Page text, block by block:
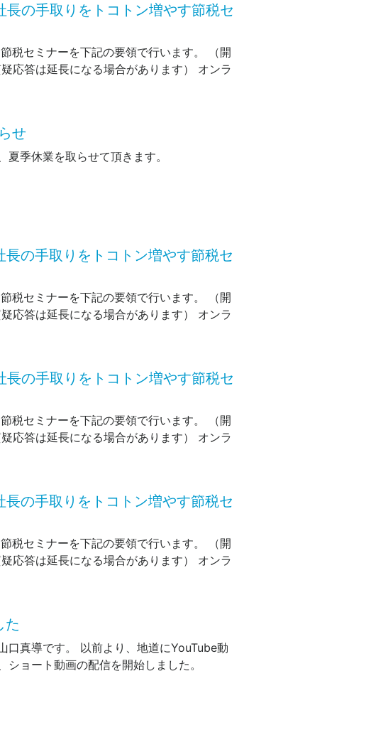
の手取りをトコトン増やす節税セ
税セミナーを下記の要領で行います。 （開
応答は延長になる場合があります） オンラ
せ
夏季休業を取らせて頂きます。
の手取りをトコトン増やす節税セ
税セミナーを下記の要領で行います。 （開
応答は延長になる場合があります） オンラ
の手取りをトコトン増やす節税セ
税セミナーを下記の要領で行います。 （開
応答は延長になる場合があります） オンラ
の手取りをトコトン増やす節税セ
税セミナーを下記の要領で行います。 （開
応答は延長になる場合があります） オンラ
た
口真導です。 以前より、地道にYouTube動
ョート動画の配信を開始しました。